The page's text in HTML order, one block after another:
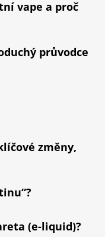
vape a proč
průvodce
změny,
(e-liquid)?